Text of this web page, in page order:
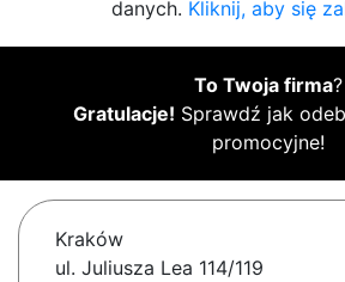
danych. Kliknij, aby się
To Twoja firma?
Gratulacje! Sprawdź jak
promocyjne!
Kraków
ul. Juliusza Lea 114/119